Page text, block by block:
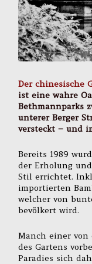
Der chinesische
ist eine wahre
Bethmannparks
unterer Berger
versteckt – und
Bereits 1989
der Erholung
Stil errichtet.
importierten
welcher von
bevölkert wird.
Manch einer
des Gartens
Paradies sich